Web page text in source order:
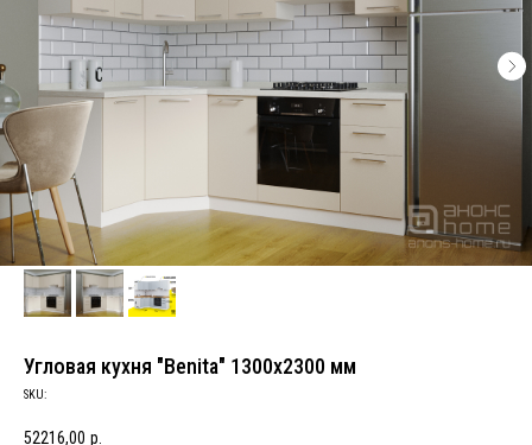
Угловая кухня "Benita" 1300х2300 мм
SKU:
52216,00 р.